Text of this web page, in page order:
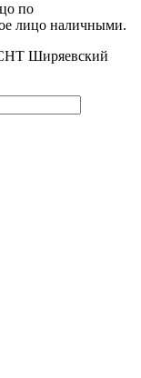
по
лицо наличными.
Ширяевский